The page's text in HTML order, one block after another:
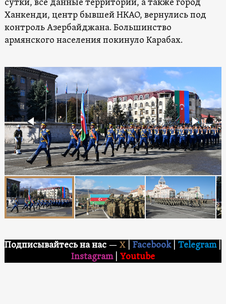
сутки, все данные территории, а также город
Ханкенди, центр бывшей НКАО, вернулись под
контроль Азербайджана. Большинство
армянского населения покинуло Карабах.
Подписывайтесь на нас — X Facebook Telegram|
Instagram
Youtube